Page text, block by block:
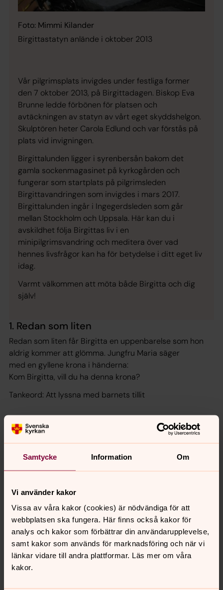
Samtycke Information Om
Vi använder kakor
Vissa av våra kakor (cookies) är nödvändiga för att
webbplatsen ska fungera. Här finns också kakor för
analys och kakor som förbättrar din användarupplevelse,
samt kakor som används för marknadsföring och när vi
länkar vidare till andra plattformar. Läs mer om våra
kakor.
Foto: Mimmi Kilander
Birgittastatyn anlände i oktober 2013
Vår pilgrimsplats invigdes under festliga former
den 7 oktober 2013, på Birgittadagen. Biskop Eva
Brunne ledde förbönen för platsen och
avtäckningen av statyn av vårt eget skyddshelgon.
Skulptören heter Carola Edlund och var förstås på
plats vid invigningen.
Birgittalunden ligger i syrenbersån bakom det
gamla sockenmagasinet på kyrkogården och
fungerar som startplats på pilgrimsleden
Birgittavandringen som invigdes i mars 2017.
Birgittalunden ingår i Ingegerdsleden som går
mellan Stockholm och Uppsala. Här kan du i
avskildhet följa Birgittas liv i en
minipilgrimsvandring och meditera över vad
hennes livsfrågor kan ha för betydelse i ditt eget liv
idag.
Varmt välkommen att möta både Birgitta och dig
själv!
1. Redan som liten
Redan som liten får Birgitta en uppenbarelse som hon
aldrig kommer att glömma. Jungfru Maria säger
med en gyllene krona i händerna:
Kom Birgitta, vill du ha denna krona?
Tankeord: Att lyssna med barnets tillit
2. Som husfru på Ulvåsa
får Birgitta sköta barn och gård, ett liv långt från
klostrets lugn.
Det praktiska blir ett sätt att vara nära Gud.
3. Som nybliven änka
Som nybliven änka sitter Birgitta försjunken i bön när
hon hör Gud säga:
Du skall vara mitt språkrör, du skall höra och se andliga
ting